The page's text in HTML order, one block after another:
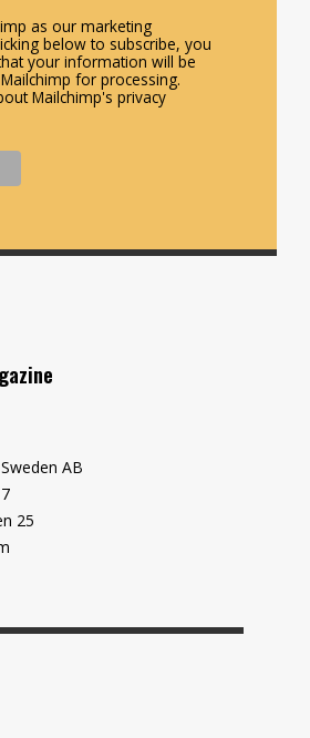
as our marketing
below to subscribe, you
your information will be
for processing.
Mailchimp's privacy
AB
25